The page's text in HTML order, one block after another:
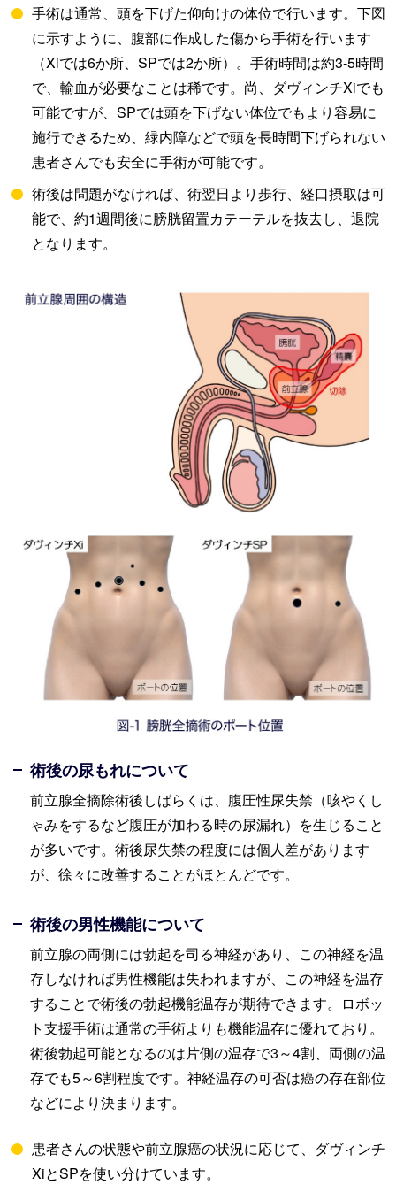
手術は通常、頭を下げた仰向けの体位で行います。下図
に示すように、腹部に作成した傷から手術を行います
（Xiでは6か所、SPでは2か所）。手術時間は約3-5時間
で、輸血が必要なことは稀です。尚、ダヴィンチXiでも
可能ですが、SPでは頭を下げない体位でもより容易に
施行できるため、緑内障などで頭を長時間下げられない
患者さんでも安全に手術が可能です。
術後は問題がなければ、術翌日より歩行、経口摂取は可
能で、約1週間後に膀胱留置カテーテルを抜去し、退院
となります。
術後の尿もれについて
前立腺全摘除術後しばらくは、腹圧性尿失禁（咳やくし
ゃみをするなど腹圧が加わる時の尿漏れ）を生じること
が多いです。術後尿失禁の程度には個人差があります
が、徐々に改善することがほとんどです。
術後の男性機能について
前立腺の両側には勃起を司る神経があり、この神経を温
存しなければ男性機能は失われますが、この神経を温存
することで術後の勃起機能温存が期待できます。ロボッ
ト支援手術は通常の手術よりも機能温存に優れており。
術後勃起可能となるのは片側の温存で3～4割、両側の温
存でも5～6割程度です。神経温存の可否は癌の存在部位
などにより決まります。
患者さんの状態や前立腺癌の状況に応じて、ダヴィンチ
XiとSPを使い分けています。